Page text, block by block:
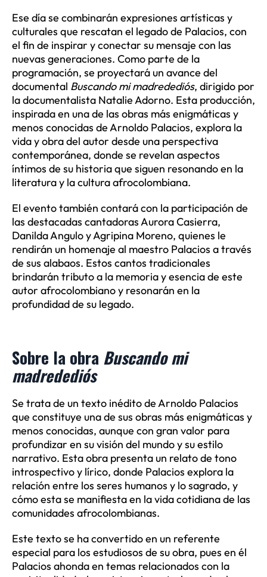
Ese día se combinarán expresiones artísticas y
culturales que rescatan el legado de Palacios, con
el fin de inspirar y conectar su mensaje con las
nuevas generaciones. Como parte de la
programación, se proyectará un avance del
documental Buscando mi madredediós, dirigido por
la documentalista Natalie Adorno. Esta producción,
inspirada en una de las obras más enigmáticas y
menos conocidas de Arnoldo Palacios, explora la
vida y obra del autor desde una perspectiva
contemporánea, donde se revelan aspectos
íntimos de su historia que siguen resonando en la
literatura y la cultura afrocolombiana.
El evento también contará con la participación de
las destacadas cantadoras Aurora Casierra,
Danilda Angulo y Agripina Moreno, quienes le
rendirán un homenaje al maestro Palacios a través
de sus alabaos. Estos cantos tradicionales
brindarán tributo a la memoria y esencia de este
autor afrocolombiano y resonarán en la
profundidad de su legado.
Sobre la obra Buscando mi
madredediós
Se trata de un texto inédito de Arnoldo Palacios
que constituye una de sus obras más enigmáticas y
menos conocidas, aunque con gran valor para
profundizar en su visión del mundo y su estilo
narrativo. Esta obra presenta un relato de tono
introspectivo y lírico, donde Palacios explora la
relación entre los seres humanos y lo sagrado, y
cómo esta se manifiesta en la vida cotidiana de las
comunidades afrocolombianas.
Este texto se ha convertido en un referente
especial para los estudiosos de su obra, pues en él
Palacios ahonda en temas relacionados con la